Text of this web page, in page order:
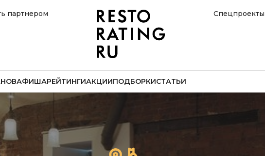
партнером Спецпроекты
АФИШАРЕЙТИНГИАКЦИИПОДБОРКИСТАТЬИ